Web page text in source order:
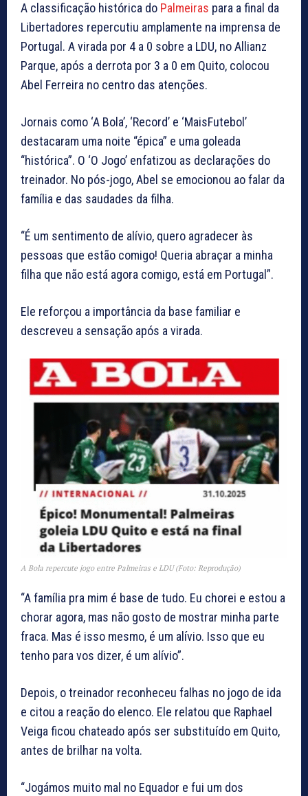
A classificação histórica do Palmeiras para a final da
Libertadores repercutiu amplamente na imprensa de
Portugal. A virada por 4 a 0 sobre a LDU, no Allianz
Parque, após a derrota por 3 a 0 em Quito, colocou
Abel Ferreira no centro das atenções.
Jornais como ‘A Bola’, ‘Record’ e ‘MaisFutebol’
destacaram uma noite “épica” e uma goleada
“histórica”. O ‘O Jogo’ enfatizou as declarações do
treinador. No pós-jogo, Abel se emocionou ao falar da
família e das saudades da filha.
“É um sentimento de alívio, quero agradecer às
pessoas que estão comigo! Queria abraçar a minha
filha que não está agora comigo, está em Portugal”.
Ele reforçou a importância da base familiar e
descreveu a sensação após a virada.
A Bola repercute jogo entre Palmeiras e LDU (Foto: Reprodução)
“A família pra mim é base de tudo. Eu chorei e estou a
chorar agora, mas não gosto de mostrar minha parte
fraca. Mas é isso mesmo, é um alívio. Isso que eu
tenho para vos dizer, é um alívio”.
Depois, o treinador reconheceu falhas no jogo de ida
e citou a reação do elenco. Ele relatou que Raphael
Veiga ficou chateado após ser substituído em Quito,
antes de brilhar na volta.
“Jogámos muito mal no Equador e fui um dos